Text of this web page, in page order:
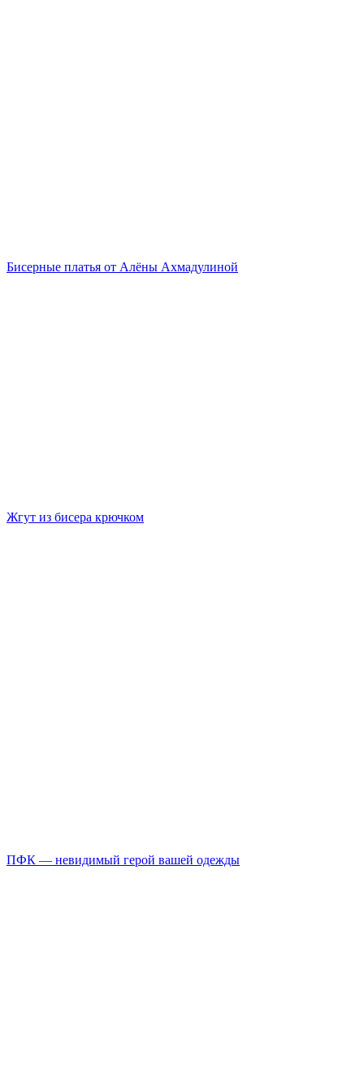
Бисерные платья от Алёны Ахмадулиной
Жгут из бисера крючком
ПФК — невидимый герой вашей одежды